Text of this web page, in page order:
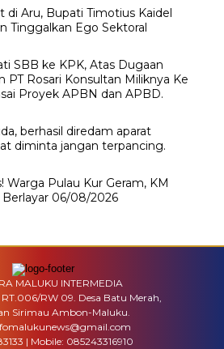
di Aru, Bupati Timotius Kaidel
Tinggalkan Ego Sektoral
SBB ke KPK, Atas Dugaan
PT Rosari Konsultan Miliknya Ke
Proyek APBN dan APBD.
berhasil diredam aparat
diminta jangan terpancing.
Warga Pulau Kur Geram, KM
06/08/2026
MALUKU INTERMEDIA
RW 09. Desa Batu Merah,
Sirimau Ambon-Maluku.
| Mobile: 085243316910